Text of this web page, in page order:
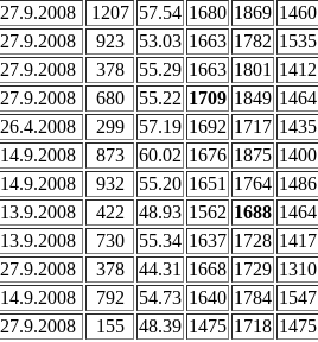
27.9.2008 1207 57.54 1680 1869 1460
27.9.2008 923 53.03 1663 1782 1535
27.9.2008 378 55.29 1663 1801 1412
27.9.2008 680 55.22 1709 1849 1464
26.4.2008 299 57.19 1692 1717 1435
14.9.2008 873 60.02 1676 1875 1400
14.9.2008 932 55.20 1651 1764 1486
13.9.2008 422 48.93 1562 1688 1464
13.9.2008 730 55.34 1637 1728 1417
27.9.2008 378 44.31 1668 1729 1310
14.9.2008 792 54.73 1640 1784 1547
27.9.2008 155 48.39 1475 1718 1475